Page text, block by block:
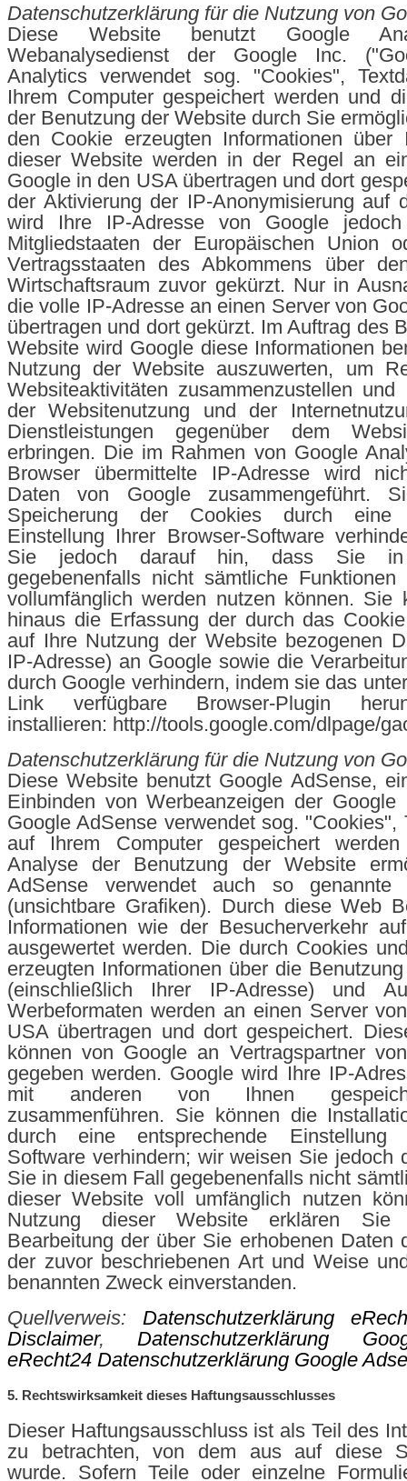
Datenschutzerklärung für die Nutzung von
Diese Website benutzt Google
Webanalysedienst der Google Inc.
Analytics verwendet sog. "Cookies",
Ihrem Computer gespeichert werden und
der Benutzung der Website durch Sie
den Cookie erzeugten Informationen über
dieser Website werden in der Regel an
Google in den USA übertragen und dort
der Aktivierung der IP-Anonymisierung auf
wird Ihre IP-Adresse von Google
Mitgliedstaaten der Europäischen Union
Vertragsstaaten des Abkommens über
Wirtschaftsraum zuvor gekürzt. Nur in
die volle IP-Adresse an einen Server von
übertragen und dort gekürzt. Im Auftrag des
Website wird Google diese Informationen
Nutzung der Website auszuwerten, um
Websiteaktivitäten zusammenzustellen
der Websitenutzung und der
Dienstleistungen gegenüber dem
erbringen. Die im Rahmen von Google
Browser übermittelte IP-Adresse wird
Daten von Google zusammengeführt.
Speicherung der Cookies durch eine
Einstellung Ihrer Browser-Software
Sie jedoch darauf hin, dass Sie
gegebenenfalls nicht sämtliche
vollumfänglich werden nutzen können. Sie
hinaus die Erfassung der durch das
auf Ihre Nutzung der Website bezogenen
IP-Adresse) an Google sowie die
durch Google verhindern, indem sie das
Link verfügbare Browser-Plugin
installieren: http://tools.google.com/dlpage/
Datenschutzerklärung für die Nutzung von
Diese Website benutzt Google AdSense,
Einbinden von Werbeanzeigen der Google
Google AdSense verwendet sog. "Cookies",
auf Ihrem Computer gespeichert
Analyse der Benutzung der Website
AdSense verwendet auch so genannte
(unsichtbare Grafiken). Durch diese Web
Informationen wie der Besucherverkehr
ausgewertet werden. Die durch Cookies
erzeugten Informationen über die
(einschließlich Ihrer IP-Adresse) und
Werbeformaten werden an einen Server
USA übertragen und dort gespeichert.
können von Google an Vertragspartner
gegeben werden. Google wird Ihre IP-
mit anderen von Ihnen
zusammenführen. Sie können die
durch eine entsprechende Einstellung
Software verhindern; wir weisen Sie jedoch
Sie in diesem Fall gegebenenfalls nicht
dieser Website voll umfänglich nutzen
Nutzung dieser Website erklären
Bearbeitung der über Sie erhobenen Daten
der zuvor beschriebenen Art und Weise
benannten Zweck einverstanden.
Quellverweis: Datenschutzerklärung
Disclaimer, Datenschutzerklärung
eRecht24 Datenschutzerklärung Google
5. Rechtswirksamkeit dieses Haftungsausschlusses
Dieser Haftungsausschluss ist als Teil des
zu betrachten, von dem aus auf diese
wurde. Sofern Teile oder einzelne